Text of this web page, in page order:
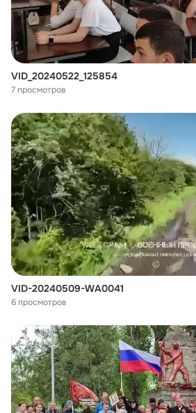
VID_20240522_125854
7 просмотров
VID-20240509-WA0041
6 просмотров